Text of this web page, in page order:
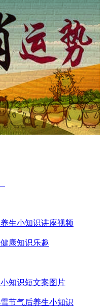
生小知识讲座视频
康知识乐趣
知识短文案图片
节气后养生小知识